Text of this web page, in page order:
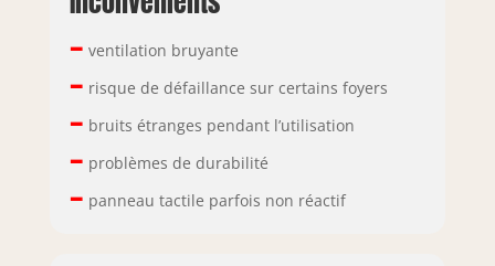
– ventilation bruyante
– risque de défaillance sur certains foyers
– bruits étranges pendant l’utilisation
– problèmes de durabilité
– panneau tactile parfois non réactif